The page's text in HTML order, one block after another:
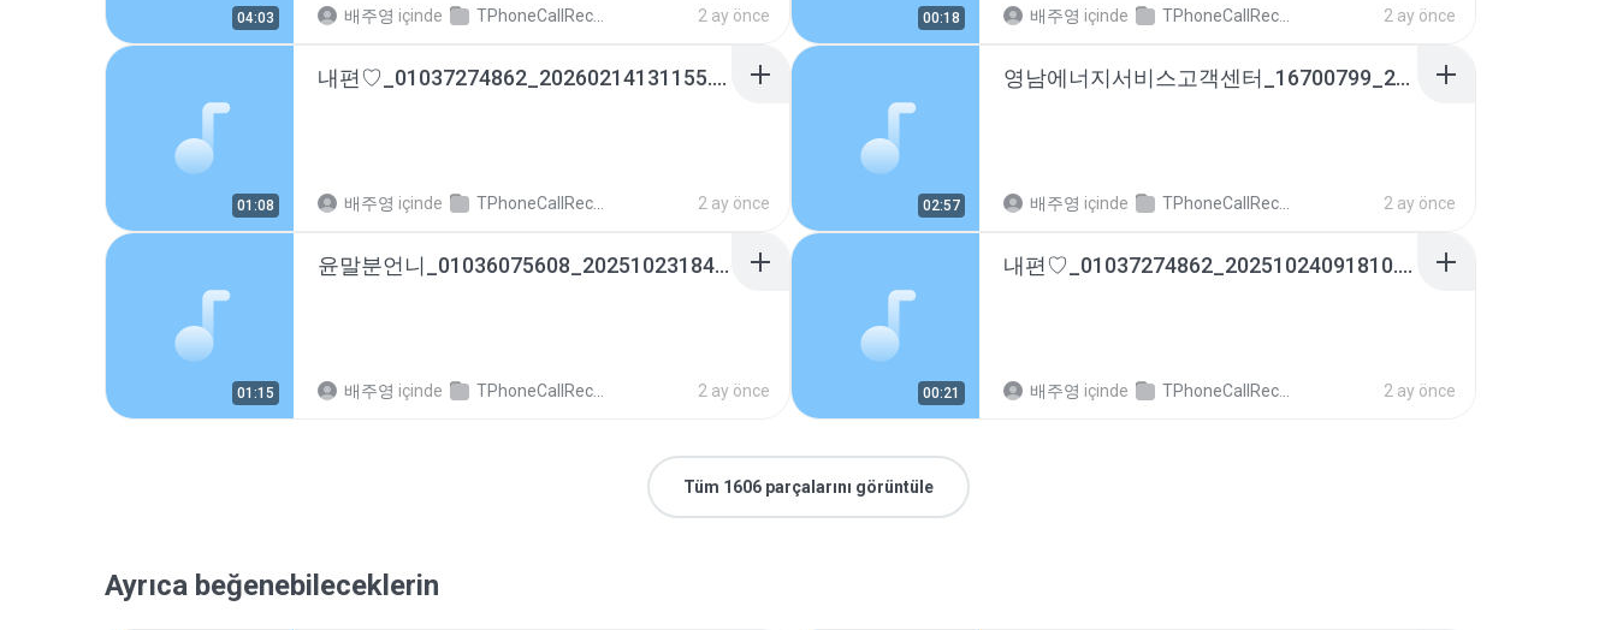
04:03 배주영 içinde TPhoneCallRecords 2 ay önce 00:18 배주영 içinde TPhoneCallRecords 2 ay önce
01:08
내편♡_01037274862_20260214131155.m4a
배주영 içinde TPhoneCallRecords 2 ay önce 02:57
영남에너지서비스고객센터_16700799_20250321110233.m4a
배주영 içinde TPhoneCallRecords 2 ay önce
01:15
윤말분언니_01036075608_20251023184110.m4a
배주영 içinde TPhoneCallRecords 2 ay önce 00:21
내편♡_01037274862_20251024091810.m4a
배주영 içinde TPhoneCallRecords 2 ay önce
Tüm 1606 parçalarını görüntüle
Ayrıca beğenebileceklerin